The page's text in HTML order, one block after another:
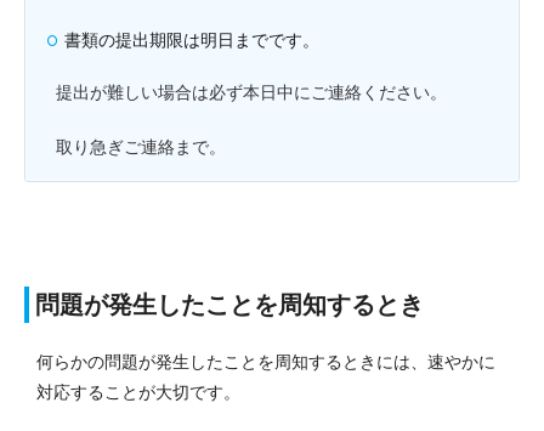
書類の提出期限は明日までです。
提出が難しい場合は必ず本日中にご連絡ください。
取り急ぎご連絡まで。
問題が発生したことを周知するとき
何らかの問題が発生したことを周知するときには、速やかに
対応することが大切です。